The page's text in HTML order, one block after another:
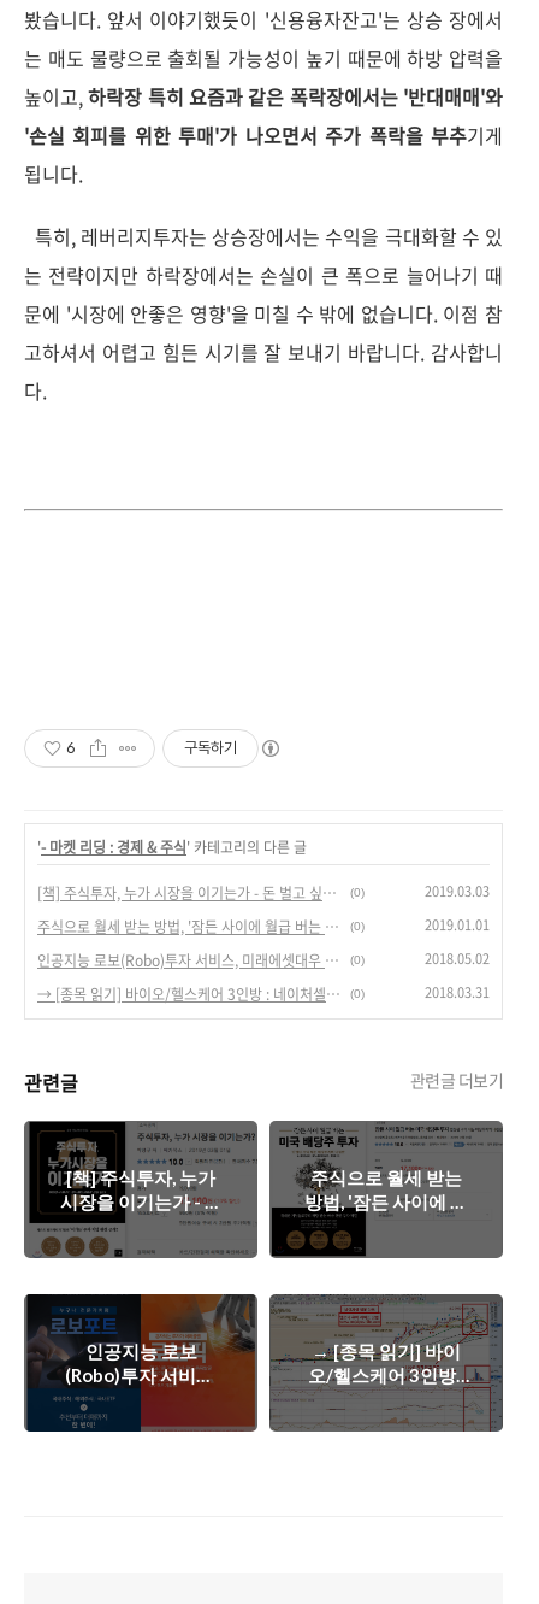
봤습니다. 앞서 이야기했듯이 '신용융자잔고'는 상승 장에서
는 매도 물량으로 출회될 가능성이 높기 때문에 하방 압력을
높이고,하락장 특히 요즘과 같은 폭락장에서는 '반대매매'와
'손실 회피를 위한 투매'가 나오면서 주가 폭락을 부추기게
됩니다.
특히, 레버리지투자는 상승장에서는 수익을 극대화할 수 있
는 전략이지만 하락장에서는 손실이 큰 폭으로 늘어나기 때
문에 '시장에 안좋은 영향'을 미칠 수 밖에 없습니다. 이점 참
고하셔서 어렵고 힘든 시기를 잘 보내기 바랍니다. 감사합니
다.
6 구독하기
'- 마켓 리딩 : 경제 & 주식' 카테고리의 다른 글
[책] 주식투자, 누가 시장을 이기는가 - 돈 벌고 싶은 개미들의 필독서. (0) 2019.03.03
주식으로 월세 받는 방법, '잠든 사이에 월급 버는 미국 배당주 투자' (0) 2019.01.01
인공지능 로보(Robo)투자 서비스, 미래에셋대우 MTS에서 쉽게 이용 가능! (0) 2018.05.02
→ [종목 읽기] 바이오/헬스케어 3인방 : 네이처셀, 신라젠, 셀트리온 주가 대응 전략. (0) 2018.03.31
관련글 관련글 더보기
[책] 주식투자, 누가
시장을 이기는가 - 돈
벌고 싶은 개미들의
필독서.
주식으로 월세 받는
방법, '잠든 사이에 월
급 버는 미국 배당주
인공지능 로보
(Robo)투자 서비스,
미래에셋대우 MTS
에서 쉽게 이용 가능!
→ [종목 읽기] 바이
오/헬스케어 3인방 :
네이처셀, 신라젠, 셀
트리온 주가 대응 전